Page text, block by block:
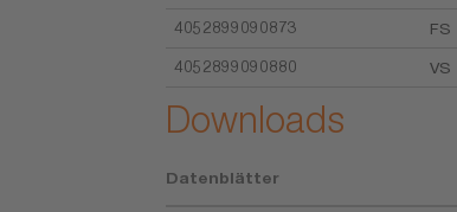
4052899090873
FS
4052899090880 VS
Downloads
Datenblätter